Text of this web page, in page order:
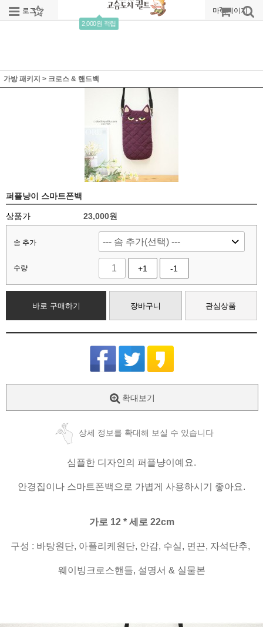
로그인 회원가입
2,000원 적립
주문조회 마이페이지
가방 패키지 > 크로스 & 핸드백
퍼플냥이 스마트폰백
상품가 23,000원
솜 추가
수량 +1 -1
바로 구매하기 장바구니 관심상품
확대보기
상세 정보를 확대해 보실 수 있습니다
심플한 디자인의 퍼플냥이예요.
안경집이나 스마트폰백으로 가볍게 사용하시기 좋아요.
가로 12 * 세로 22cm
구성 : 바탕원단, 아플리케원단, 안감, 수실, 면끈, 자석단추,
웨이빙크로스핸들, 설명서 & 실물본